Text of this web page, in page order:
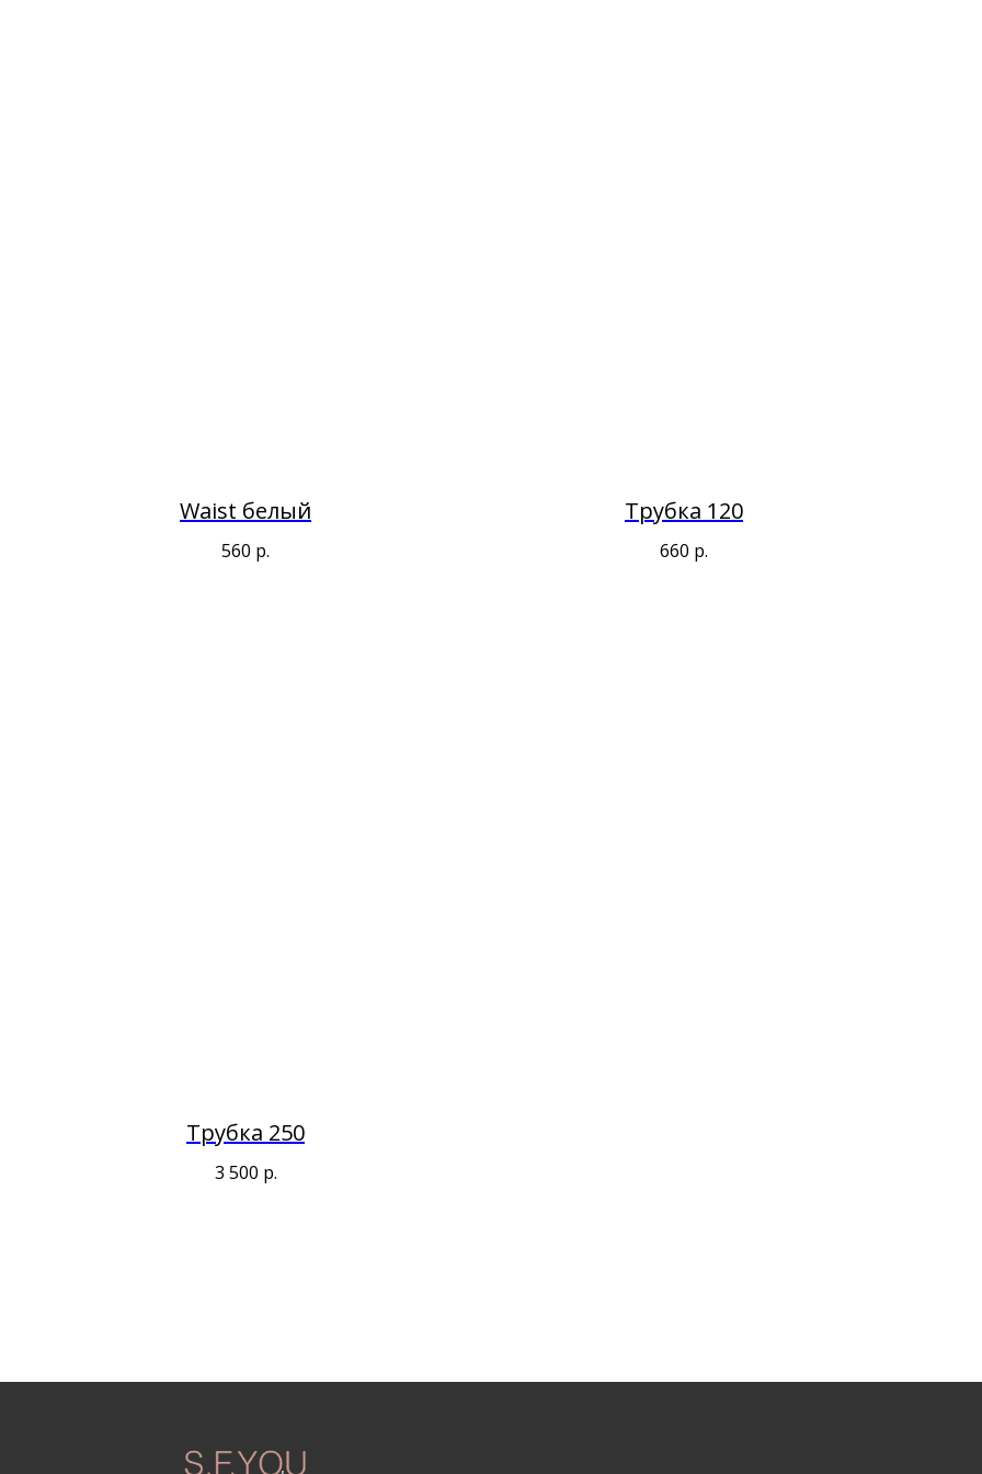
Waist белый
560 р.
Трубка 120
660 р.
Трубка 250
3 500 р.